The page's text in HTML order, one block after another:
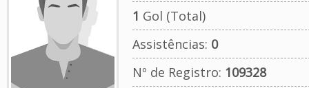
1 Gol (Total)
Assistências: 0
Nº de Registro: 109328